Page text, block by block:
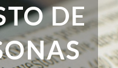
DE